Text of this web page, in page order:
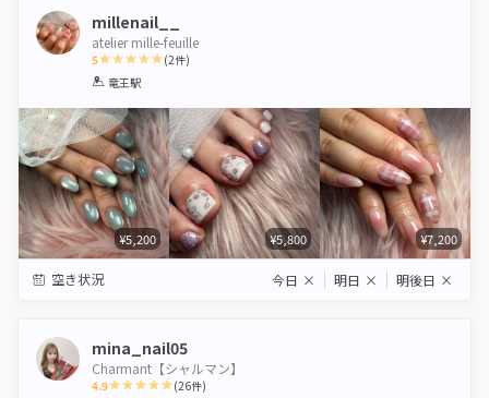
millenail__
atelier mille-feuille
5
1 2 3 4
(2件)
竜王駅
¥5,200 ¥5,800 ¥7,200
空き状況 今日 × 明日 × 明後日 ×
mina_nail05
Charmant【シャルマン】
4.9 (26件)